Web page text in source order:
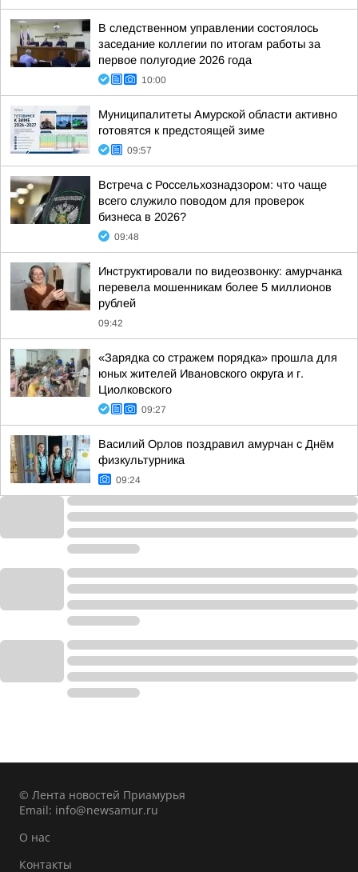
В следственном управлении состоялось
заседание коллегии по итогам работы за
первое полугодие 2026 года
10:00
Муниципалитеты Амурской области активно
готовятся к предстоящей зиме
09:57
Встреча с Россельхознадзором: что чаще
всего служило поводом для проверок
бизнеса в 2026?
09:48
Инструктировали по видеозвонку: амурчанка
перевела мошенникам более 5 миллионов
рублей
09:42
«Зарядка со стражем порядка» прошла для
юных жителей Ивановского округа и г.
Циолковского
09:27
Василий Орлов поздравил амурчан с Днём
физкультурника
09:24
© Лента новостей Приамурья
Email: info@newsamur.ru
О нас
Контакты